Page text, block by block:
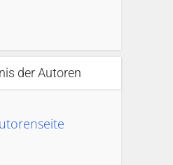
der Autoren